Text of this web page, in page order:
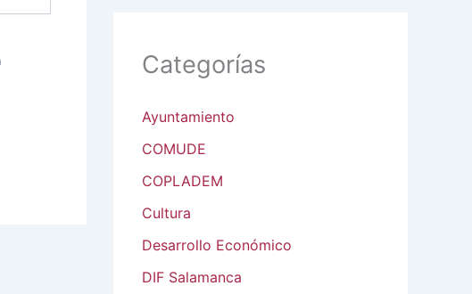
Categorías
Ayuntamiento
COMUDE
COPLADEM
Cultura
Desarrollo Económico
DIF Salamanca